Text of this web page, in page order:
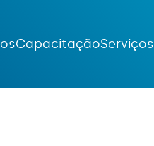
CapacitaçãoServiços